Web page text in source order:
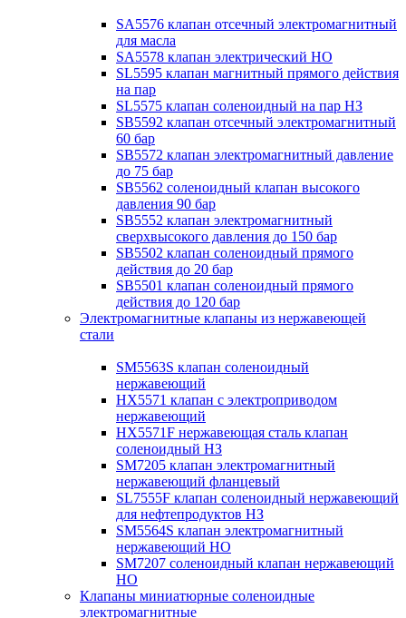
SA5576 клапан отсечный электромагнитный
для масла
SA5578 клапан электрический НО
SL5595 клапан магнитный прямого действия
на пар
SL5575 клапан соленоидный на пар НЗ
SB5592 клапан отсечный электромагнитный
60 бар
SB5572 клапан электромагнитный давление
до 75 бар
SB5562 соленоидный клапан высокого
давления 90 бар
SB5552 клапан электромагнитный
сверхвысокого давления до 150 бар
SB5502 клапан соленоидный прямого
действия до 20 бар
SB5501 клапан соленоидный прямого
действия до 120 бар
Электромагнитные клапаны из нержавеющей
стали
SM5563S клапан соленоидный
нержавеющий
HX5571 клапан с электроприводом
нержавеющий
HX5571F нержавеющая сталь клапан
соленоидный НЗ
SM7205 клапан электромагнитный
нержавеющий фланцевый
SL7555F клапан соленоидный нержавеющий
для нефтепродуктов НЗ
SM5564S клапан электромагнитный
нержавеющий НО
SM7207 соленоидный клапан нержавеющий
НО
Клапаны миниатюрные соленоидные
электромагнитные